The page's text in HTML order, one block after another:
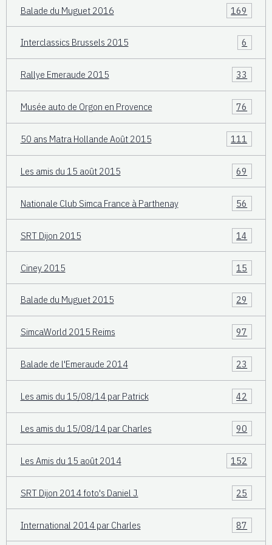
Balade du Muguet 2016 169
Interclassics Brussels 2015 6
Rallye Emeraude 2015 33
Musée auto de Orgon en Provence 76
50 ans Matra Hollande Août 2015 111
Les amis du 15 août 2015 69
Nationale Club Simca France à Parthenay 56
SRT Dijon 2015 14
Ciney 2015 15
Balade du Muguet 2015 29
SimcaWorld 2015 Reims 97
Balade de l'Emeraude 2014 23
Les amis du 15/08/14 par Patrick 42
Les amis du 15/08/14 par Charles 90
Les Amis du 15 août 2014 152
SRT Dijon 2014 foto's Daniel J. 25
International 2014 par Charles 87